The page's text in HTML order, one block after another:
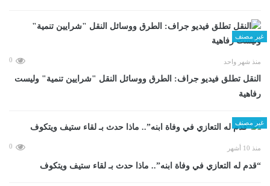
غير مصنف
منذ شهر واحد 0
​النقل تطلق فيديو جراف: الطرق ووسائل النقل "شرايين تنمية" وليست
رفاهية
غير مصنف
منذ 10 أشهر 0
“قدم له التعازي في وفاة ابنه”.. ماذا حدث بـ لقاء ستيف ويتكوف